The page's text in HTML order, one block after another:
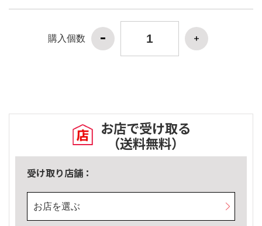
購入個数
お店で受け取る
（送料無料）
受け取り店舗：
お店を選ぶ